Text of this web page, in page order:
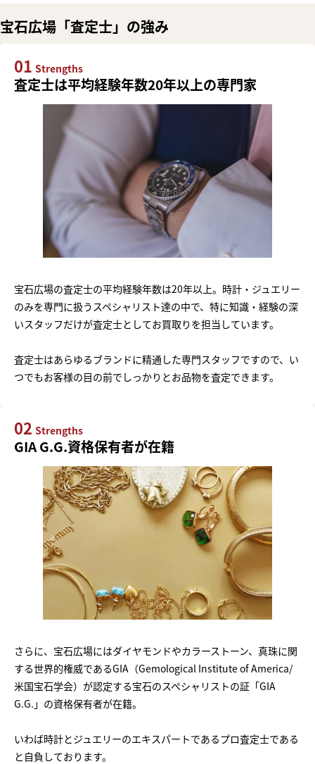
宝石広場「査定士」の強み
01 Strengths
査定士は平均経験年数20年以上の専門家
宝石広場の査定士の平均経験年数は20年以上。時計・ジュエリー
のみを専門に扱うスペシャリスト達の中で、特に知識・経験の深
いスタッフだけが査定士としてお買取りを担当しています。
査定士はあらゆるブランドに精通した専門スタッフですので、い
つでもお客様の目の前でしっかりとお品物を査定できます。
02 Strengths
GIA G.G.資格保有者が在籍
さらに、宝石広場にはダイヤモンドやカラーストーン、真珠に関
する世界的権威であるGIA（Gemological Institute of America/
米国宝石学会）が認定する宝石のスペシャリストの証「GIA
G.G.」の資格保有者が在籍。
いわば時計とジュエリーのエキスパートであるプロ査定士である
と自負しております。